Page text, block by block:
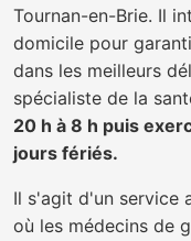
Tournan-en-Brie. Il
domicile pour
dans les meilleurs
spécialiste de la
20 h à 8 h puis
jours fériés.
Il s'agit d'un service
où les médecins de